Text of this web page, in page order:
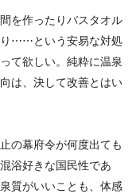
を作ったりバスタオル
り⋯⋯という安易な対処
て欲しい。純粋に温泉
は、決して改善とはい
の幕府令が何度出ても
浴好きな国民性であ
質がいいことも、体感